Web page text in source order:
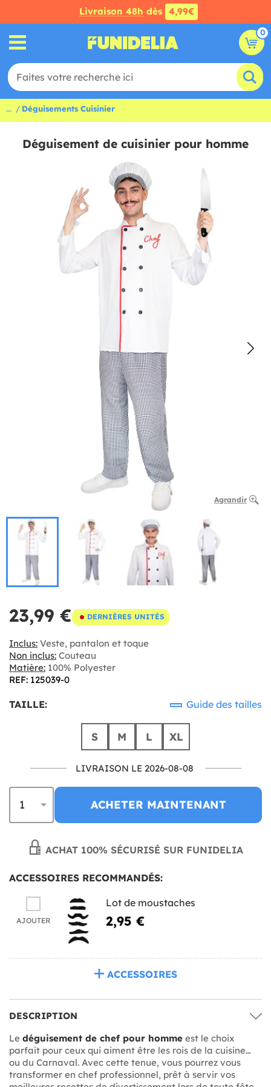
Livraison 48h dès 4,99€
0
... Déguisements Cuisinier
Déguisement de cuisinier pour homme
Agrandir
23,99 € DERNIÈRES UNITÉS
Inclus: Veste, pantalon et toque
Non inclus: Couteau
Matière: 100% Polyester
REF: 125039-0
TAILLE: Guide des tailles
S M L XL
LIVRAISON LE 2026-08-08
ACHETER MAINTENANT
ACHAT 100% SÉCURISÉ SUR FUNIDELIA
ACCESSOIRES RECOMMANDÉS:
AJOUTER
Lot de moustaches
2,95 €
ACCESSOIRES
DESCRIPTION
Le déguisement de chef pour homme est le choix
parfait pour ceux qui aiment être les rois de la cuisine…
ou du Carnaval. Avec cette tenue, vous pourrez vous
transformer en chef professionnel, prêt à servir vos